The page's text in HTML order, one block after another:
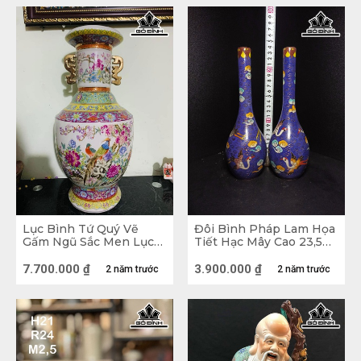
Di sản văn hóa: Đồ gốm sứ đóng vai trò quan
Lục Bình Tứ Quý Vẽ
Gấm Ngũ Sắc Men Lục
Kính Bụng 94 (cm)2 năm trước
7.700.000 ₫
Đôi Bình Pháp Lam Họa
Tiết Hạc Mây Cao 23,5
2 năm trước
3.900.000 ₫